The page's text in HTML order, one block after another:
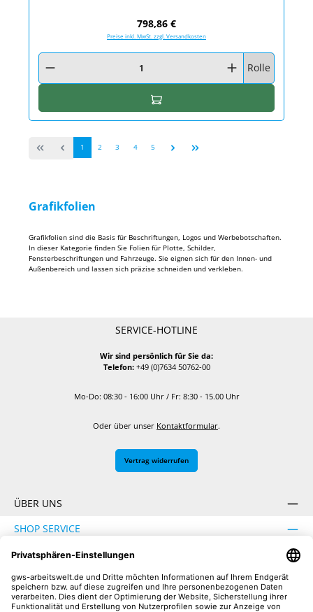
Regulärer Preis:
798,86 €
Preise inkl. MwSt. zzgl. Versandkosten
Produkt Anzahl: Gib den gewünschten Wert ein oder benutze die
Rolle
In den Warenkorb
Seite
1 Seite
2 Seite
3 Seite
4 Seite
5
Grafikfolien
Grafikfolien sind die Basis für Beschriftungen, Logos und Werbebotschaften.
In dieser Kategorie finden Sie Folien für Plotte, Schilder,
Fensterbeschriftungen und Fahrzeuge. Sie eignen sich für den Innen- und
Außenbereich und lassen sich präzise schneiden und verkleben.
SERVICE-HOTLINE
Wir sind persönlich für Sie da:
Telefon:+49 (0)7634 50762-00
Mo-Do: 08:30 - 16:00 Uhr / Fr: 8:30 - 15.00 Uhr
Oder über unser Kontaktformular.
Vertrag widerrufen
ÜBER UNS
SHOP SERVICE
INFORMATION
SICHER EINKAUFEN
UNSERE COMMUNITIES